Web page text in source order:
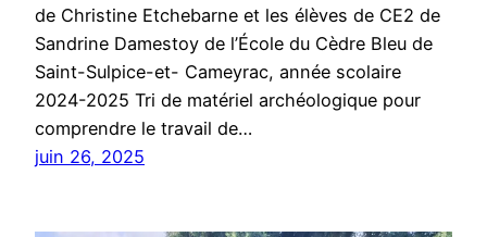
de Christine Etchebarne et les élèves de CE2 de
Sandrine Damestoy de l’École du Cèdre Bleu de
Saint-Sulpice-et- Cameyrac, année scolaire
2024-2025 Tri de matériel archéologique pour
comprendre le travail de…
juin 26, 2025